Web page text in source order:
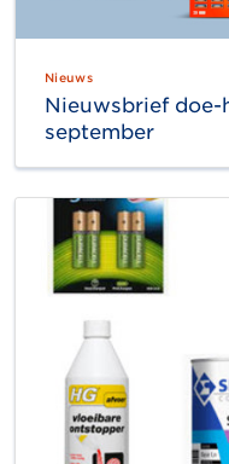
Nieuws
Nieuwsbrief
september